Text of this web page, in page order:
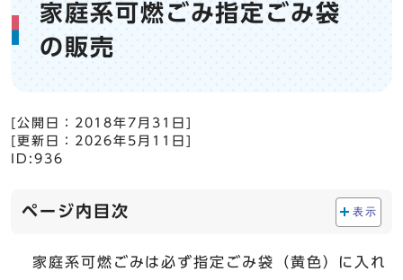
家庭系可燃ごみ指定ごみ袋
の販売
[公開日： 2018年7月31日
[更新日： 2026年5月11日
ID:936
ページ内目次 表示
家庭系可燃ごみは必ず指定ごみ袋（黄色）に入れ